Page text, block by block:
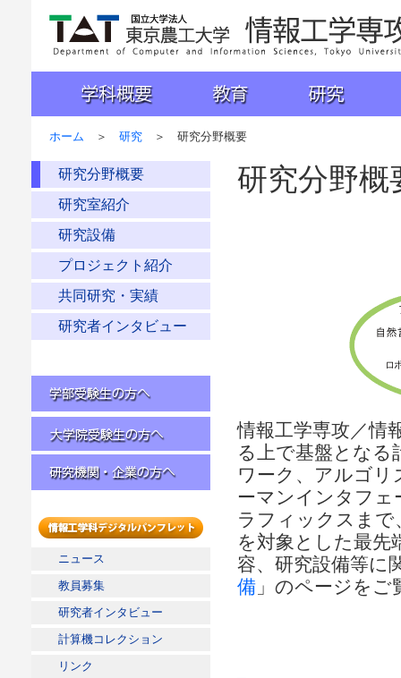
国立大学法人 東京農工大学 工学部 情報工学科
ホーム ＞ 研究 ＞ 研究分野概要
研究分野概要
研究室紹介
研究設備
プロジェクト紹介
共同研究・実績
研究者インタビュー
学部受験生の方へ
大学院受験生の方へ
ニュース
教員募集
研究者インタビュー
計算機コレクション
リンク
研究分野概
情報工学専攻／情
る上で基盤となる
ワーク、アルゴリ
ーマンインタフ
ラフィックスまで
を対象とした最先
容、研究設備等に
備 」のページをご